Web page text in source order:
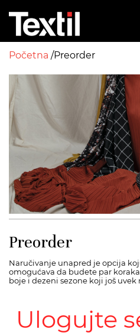
Početna Preorder
Preorder
Naručivanje unapred je opcija
omogućava da budete par
boje i dezeni sezone koji još uvek
Ulogujte